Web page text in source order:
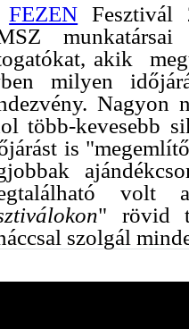
FEZEN Fesztivál
akik
milyen
Nagyon
több-kevesebb
is
volt
" rövid
szolgál